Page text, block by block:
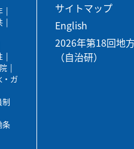
・ガ
条
サイトマップ
English
2026年第18回地
（自治研）